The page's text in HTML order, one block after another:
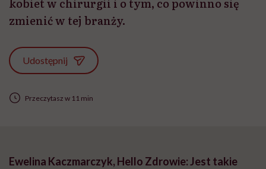
kobiet w chirurgii i o tym, co powinno się
zmienić w tej branży.
Udostępnij
Przeczytasz w 11 min
Ewelina Kaczmarczyk, Hello Zdrowie: Jest takie